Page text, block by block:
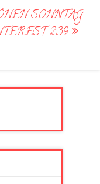
SONNTAG
239